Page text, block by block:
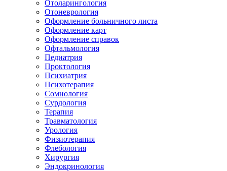
Отоларингология
Отоневрология
Оформление больничного листа
Оформление карт
Оформление справок
Офтальмология
Педиатрия
Проктология
Психиатрия
Психотерапия
Сомнология
Сурдология
Терапия
Травматология
Урология
Физиотерапия
Флебология
Хирургия
Эндокринология